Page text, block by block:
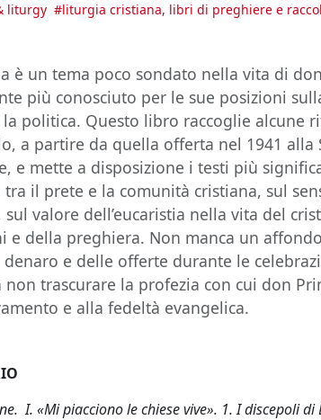
liturgy #liturgia cristiana, libri di preghiere e
è un tema poco sondato nella vita di
più conosciuto per le sue posizioni
la politica. Questo libro raccoglie alcune
a partire da quella offerta nel 1941 alla
e mette a disposizione i testi più
il prete e la comunità cristiana, sul
sul valore dell’eucaristia nella vita del
e della preghiera. Non manca un
denaro e delle offerte durante le
non trascurare la profezia con cui don
e alla fedeltà evangelica.
I. «Mi piacciono le chiese vive». 1. I discepoli